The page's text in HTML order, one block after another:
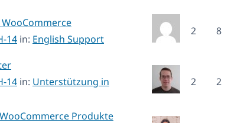
14 in: English Support
2 8
14 in: Unterstützung in
2 2
Produkte